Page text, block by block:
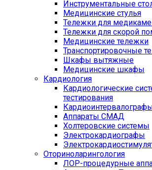
Инструментальные
Медицинские стулья
Тележки для
Тележки для скорой
Медицинские тележки
Транспортировочные
Шкафы вытяжные
Медицинские шкафы
Кардиология
Кардиологические
тестирования
Аппараты СМАД
Холтеровские системы
Электрокардиографы
Оториноларингология
ЛОР-процедурные